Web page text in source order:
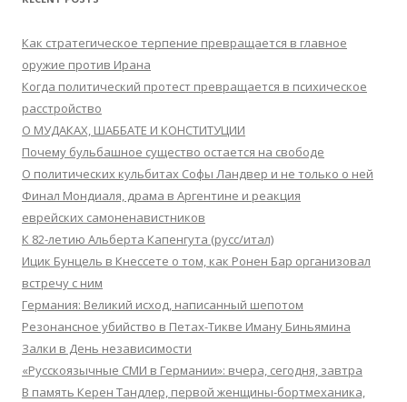
Как стратегическое терпение превращается в главное
оружие против Ирана
Когда политический протест превращается в психическое
расстройство
О МУДАКАХ, ШАББАТЕ И КОНСТИТУЦИИ
Почему бульбашное существо остается на свободе
О политических кульбитах Софы Ландвер и не только о ней
Финал Мондиаля, драма в Аргентине и реакция
еврейских самоненавистников
К 82-летию Альберта Капенгута (русс/итал)
Ицик Бунцель в Кнессете о том, как Ронен Бар организовал
встречу с ним
Германия: Великий исход, написанный шепотом
Резонансное убийство в Петах-Тикве Иману Биньямина
Залки в День независимости
«Русскоязычные СМИ в Германии»: вчера, сегодня, завтра
В память Керен Тандлер, первой женщины-бортмеханика,